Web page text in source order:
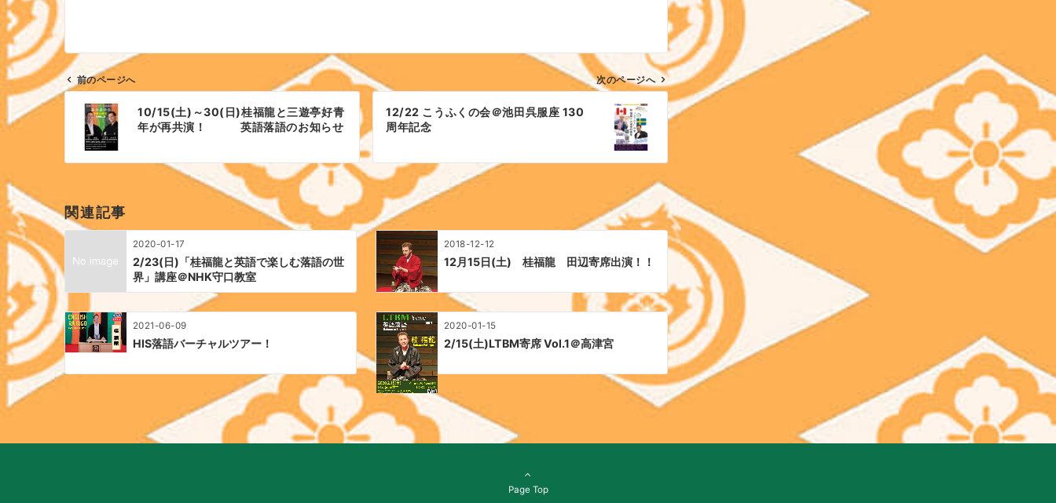
ビ
シ
ョ
ン
前のページへ
10/15(土)～30(日)桂福龍と三遊亭好青
年が再共演！ 英語落語のお知らせ
次のページへ
12/22 こうふくの会＠池田呉服座 130
周年記念
関連記事
2020-01-17
2/23(日)「桂福龍と英語で楽しむ落語の世
界」講座＠NHK守口教室
2018-12-12
12月15日(土) 桂福龍 田辺寄席出演！！
2021-06-09
HIS落語バーチャルツアー！
2020-01-15
2/15(土)LTBM寄席 Vol.1＠高津宮
Page Top